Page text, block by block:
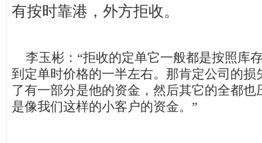
有按时靠港，外方拒收。
李玉彬：“拒收的定单它一般都是按照库
到定单时价格的一半左右。那肯定公司的损
了有一部分是他的资金，然后其它的全都也
是像我们这样的小客户的资金。”